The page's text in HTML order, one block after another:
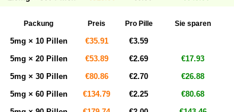
Packung Preis Pro Pille Sie sparen
5mg × 10 Pillen €35.91 €3.59
5mg × 20 Pillen €53.89 €2.69 €17.93
5mg × 30 Pillen €80.86 €2.70 €26.88
5mg × 60 Pillen €134.79 €2.25 €80.68